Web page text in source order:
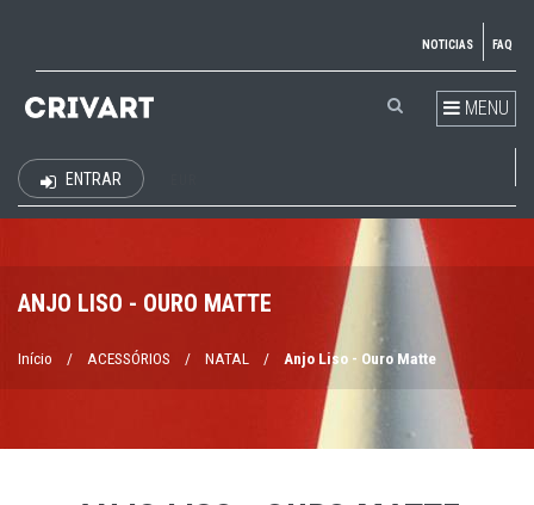
NOTICIAS FAQ
MENU
ENTRAR
ANJO LISO - OURO MATTE
Início / ACESSÓRIOS / NATAL / Anjo Liso - Ouro Matte